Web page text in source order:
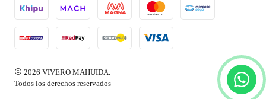
2026 VIVERO MAHUIDA.
Todos los derechos reservados